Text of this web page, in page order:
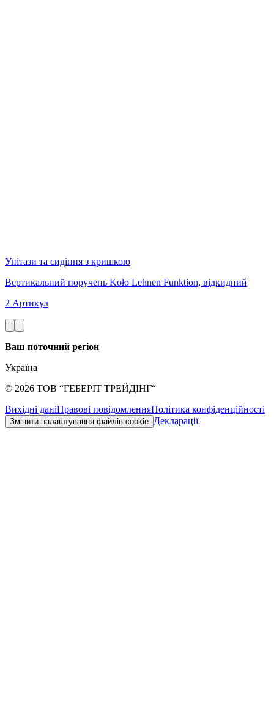
Унітази та сидіння з кришкою
Вертикальний поручень Koło Lehnen Funktion, відкидний
2 Артикул
Ваш поточний регіон
Україна
© 2026 ТОВ “ГЕБЕРІТ ТРЕЙДІНГ“
Вихідні даніПравові повідомленняПолітика конфіденційності
Змінити налаштування файлів cookie Декларації